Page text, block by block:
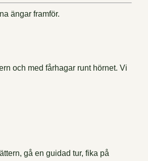
och med fårhagar runt hörnet. Vi
gå en guidad tur, fika på